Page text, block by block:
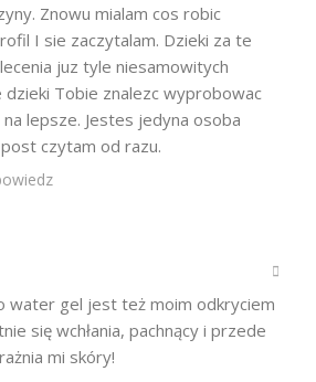
Znowu mialam cos robic
I sie zaczytalam. Dzieki za te
juz tyle niesamowitych
dzieki Tobie znalezc wyprobowac
lepsze. Jestes jedyna osoba
czytam od razu.
water gel jest też moim odkryciem
się wchłania, pachnący i przede
mi skóry!